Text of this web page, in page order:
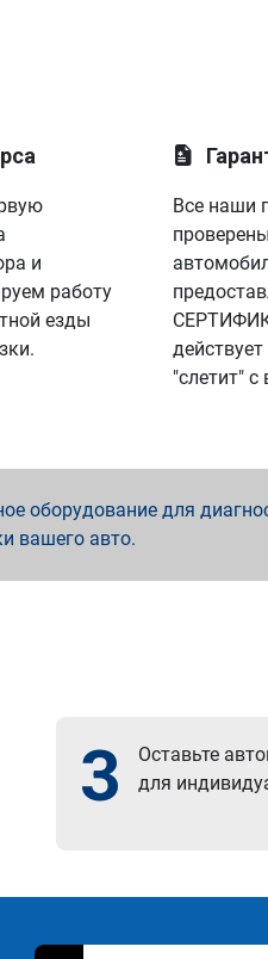
и
работу
езды
Все наши
"слетит"
оборудование для
вашего авто.
3
Оставьте
для